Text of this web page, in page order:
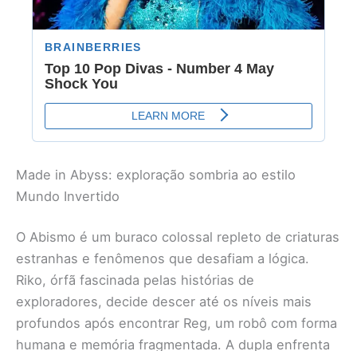
Made in Abyss: exploração sombria ao estilo
Mundo Invertido
O Abismo é um buraco colossal repleto de criaturas
estranhas e fenômenos que desafiam a lógica.
Riko, órfã fascinada pelas histórias de
exploradores, decide descer até os níveis mais
profundos após encontrar Reg, um robô com forma
humana e memória fragmentada. A dupla enfrenta